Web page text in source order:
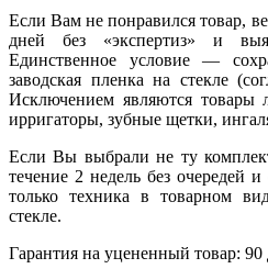
Если Вам не понравился товар,
дней без «экспертиз» и
Единственное условие —
заводская пленка на стекле
Исключением являются товары
ирригаторы, зубные щетки,
Если Вы выбрали не ту
течение 2 недель без очередей
только техника в товарном
стекле.
Гарантия на уцененный товар: 90